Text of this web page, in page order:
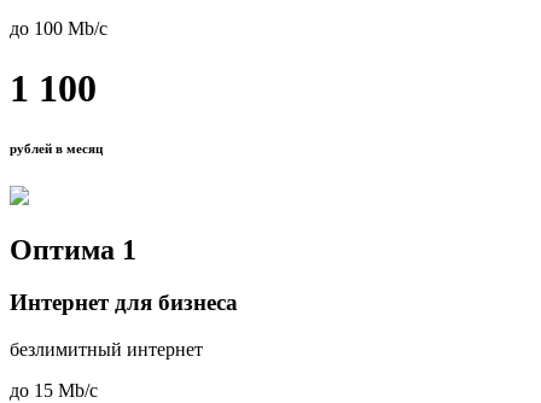
до 100 Mb/с
1 100
рублей в месяц
Оптима 1
Интернет для бизнеса
безлимитный интернет
до 15 Mb/с